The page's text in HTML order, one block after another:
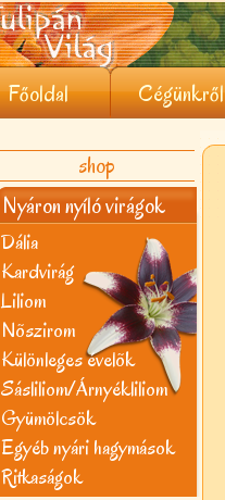
Főoldal Cégünkről
shop
Nyáron nyíló virágok
Dália
Kardvirág
Liliom
Nõszirom
Különleges évelõk
Sásliliom/Árnyékliliom
Gyümölcsök
Egyéb nyári hagymások
Ritkaságok